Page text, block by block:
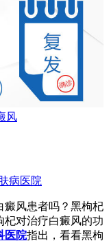
风
病医院
癜风患者吗？黑枸杞
杞对治疗白癜风的功
医院指出，看看黑枸